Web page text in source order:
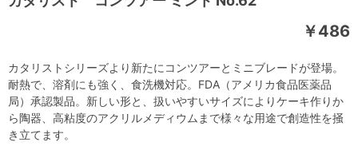
￥486
カタリストシリーズより新たにコンツアーとミニブレードが登場。
耐熱で、溶剤にも強く、食洗機対応。FDA（アメリカ食品医薬品
局）承認製品。新しい形と、扱いやすいサイズによりケーキ作りか
ら陶器、高粘度のアクリルメディウムまで様々な用途で創造性を掻
き立てます。